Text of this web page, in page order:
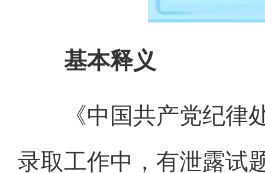
基本释义
《中国共产党纪律处
录取工作中，有泄露试